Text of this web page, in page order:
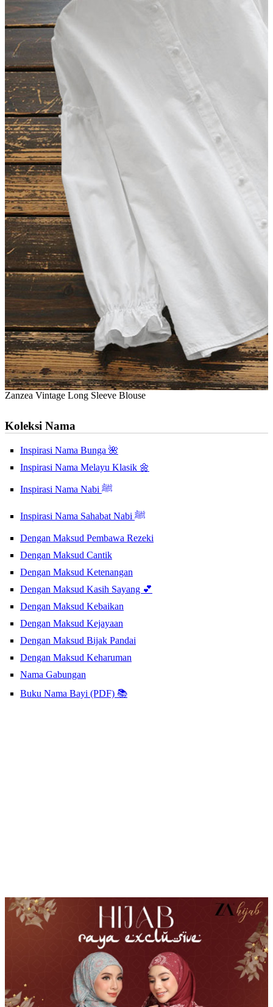
Zanzea Vintage Long Sleeve Blouse
Koleksi Nama
Inspirasi Nama Bunga 🌺
Inspirasi Nama Melayu Klasik 🌼
Inspirasi Nama Nabi ﷺ
Inspirasi Nama Sahabat Nabi ﷺ
Dengan Maksud Pembawa Rezeki
Dengan Maksud Cantik
Dengan Maksud Ketenangan
Dengan Maksud Kasih Sayang 💕
Dengan Maksud Kebaikan
Dengan Maksud Kejayaan
Dengan Maksud Bijak Pandai
Dengan Maksud Keharuman
Nama Gabungan
Buku Nama Bayi (PDF) 📚